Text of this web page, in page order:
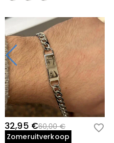
32,95 €60,00 €
Zomeruitverkoop